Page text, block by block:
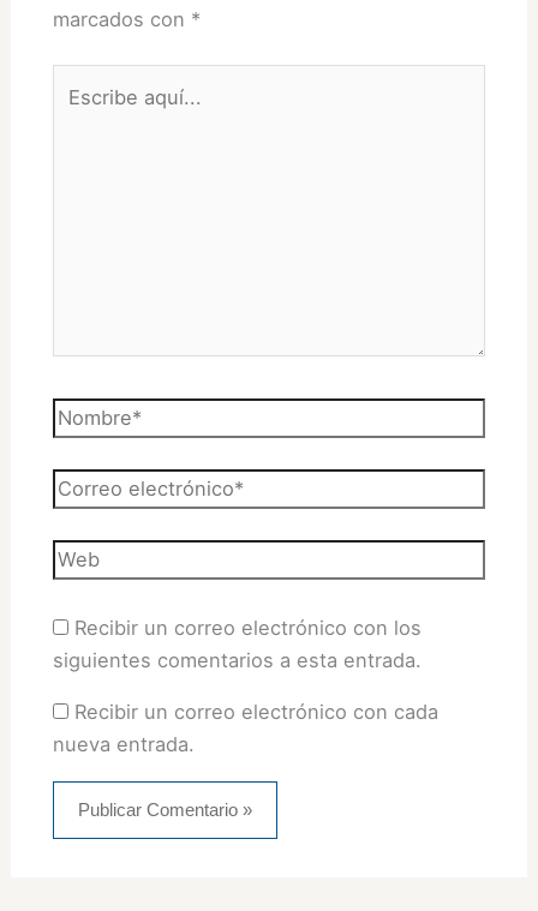
marcados con *
aquí...
Nombre*
Correo
electrónico*
Web
Recibir un correo electrónico con los
siguientes comentarios a esta entrada.
Recibir un correo electrónico con cada
nueva entrada.